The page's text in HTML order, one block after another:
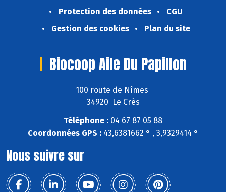
Protection des données
CGU
Gestion des cookies
Plan du site
Biocoop Aile Du Papillon
100 route de Nîmes
34920 Le Crès
Téléphone : 04 67 87 05 88
Coordonnées GPS : 43,6381662 ° , 3,9329414 °
Nous suivre sur